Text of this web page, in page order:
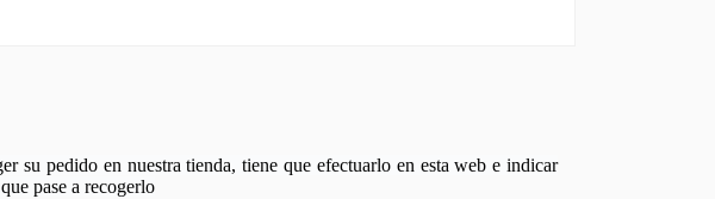
su pedido en nuestra tienda, tiene que efectuarlo en esta web e indicar
pase a recogerlo